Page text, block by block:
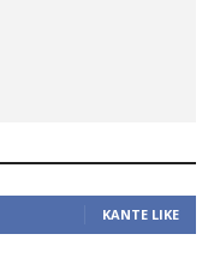
ΚΆΝΤΕ LIKE